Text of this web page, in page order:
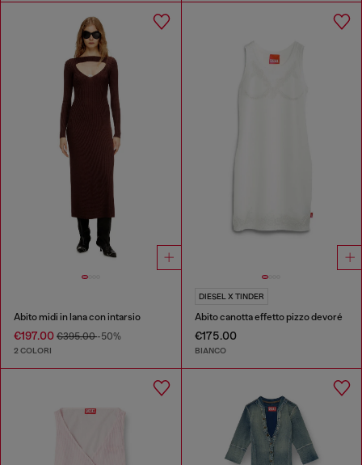
Abito midi in lana con intarsio
€197.00 €395.00-50%
2 COLORI
DIESEL X TINDER
Abito canotta effetto pizzo devoré
€175.00
BIANCO